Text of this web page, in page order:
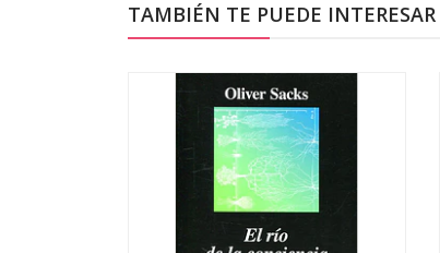
TAMBIÉN TE PUEDE INTERESAR